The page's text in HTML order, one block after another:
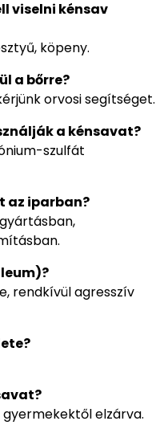
viselni kénsav
köpeny.
a bőrre?
orvosi segítséget.
a kénsavat?
szulfát
az iparban?
rendkívül agresszív
elzárva.